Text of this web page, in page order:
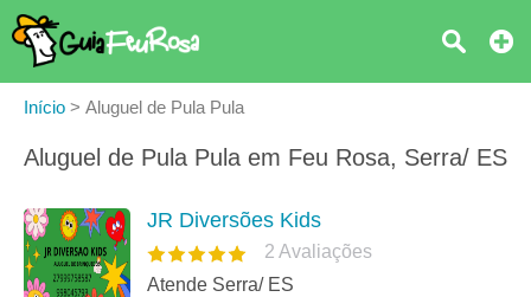
Início > Aluguel de Pula Pula
Aluguel de Pula Pula em Feu Rosa, Serra/ ES
JR Diversões Kids
2 Avaliações
Atende Serra/ ES